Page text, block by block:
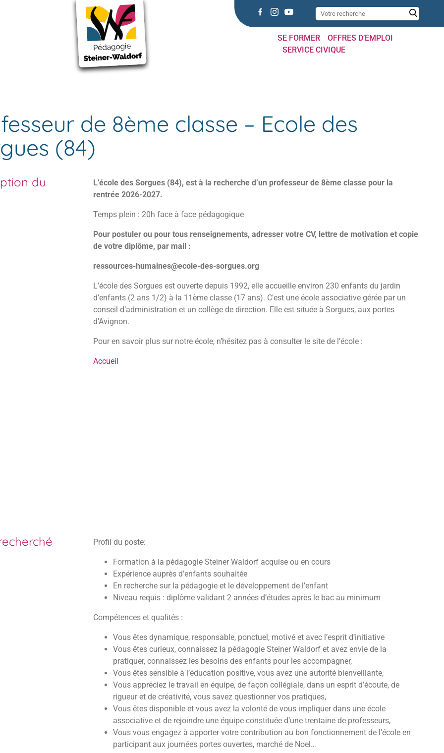
SE FORMER
OFFRES D’EMPLOI
SERVICE CIVIQUE
de 8ème classe – Ecole des
(84)
du
L’école des Sorgues (84), est à la recherche d’un professeur de 8ème classe pour la
rentrée 2026-2027.
Temps plein : 20h face à face pédagogique
Pour postuler ou pour tous renseignements, adresser votre CV, lettre de motivation et copie
de votre diplôme, par mail :
ressources-humaines@ecole-des-sorgues.org
L’école des Sorgues est ouverte depuis 1992, elle accueille environ 230 enfants du jardin
d’enfants (2 ans 1/2) à la 11ème classe (17 ans). C’est une école associative gérée par un
conseil d’administration et un collège de direction. Elle est située à Sorgues, aux portes
d’Avignon.
Pour en savoir plus sur notre école, n’hésitez pas à consulter le site de l’école :
Accueil
Profil du poste:
Formation à la pédagogie Steiner Waldorf acquise ou en cours
Expérience auprès d’enfants souhaitée
En recherche sur la pédagogie et le développement de l’enfant
Niveau requis : diplôme validant 2 années d’études après le bac au minimum
Compétences et qualités :
Vous êtes dynamique, responsable, ponctuel, motivé et avec l’esprit d’initiative
Vous êtes curieux, connaissez la pédagogie Steiner Waldorf et avez envie de la
pratiquer, connaissez les besoins des enfants pour les accompagner,
Vous êtes sensible à l’éducation positive, vous avez une autorité bienveillante,
Vous appréciez le travail en équipe, de façon collégiale, dans un esprit d’écoute, de
rigueur et de créativité, vous savez questionner vos pratiques,
Vous êtes disponible et vous avez la volonté de vous impliquer dans une école
associative et de rejoindre une équipe constituée d’une trentaine de professeurs,
Vous vous engagez à apporter votre contribution au bon fonctionnement de l’école en
participant aux journées portes ouvertes, marché de Noel…